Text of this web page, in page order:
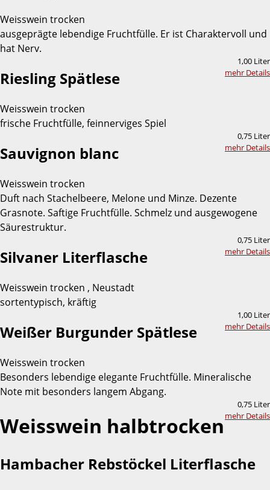
Weisswein trocken
ausgeprägte lebendige Fruchtfülle. Er ist Charaktervoll und
hat Nerv.
1,00 Liter
mehr Details
Riesling Spätlese
Weisswein trocken
frische Fruchtfülle, feinnerviges Spiel
0,75 Liter
mehr Details
Sauvignon blanc
Weisswein trocken
Duft nach Stachelbeere, Melone und Minze. Dezente
Grasnote. Saftige Fruchtfülle. Schmelz und ausgewogene
Säurestruktur.
0,75 Liter
mehr Details
Silvaner Literflasche
Weisswein trocken , Neustadt
sortentypisch, kräftig
1,00 Liter
mehr Details
Weißer Burgunder Spätlese
Weisswein trocken
Besonders lebendige elegante Fruchtfülle. Mineralische
Note mit besonders langem Abgang.
0,75 Liter
mehr Details
Weisswein halbtrocken
Hambacher Rebstöckel Literflasche